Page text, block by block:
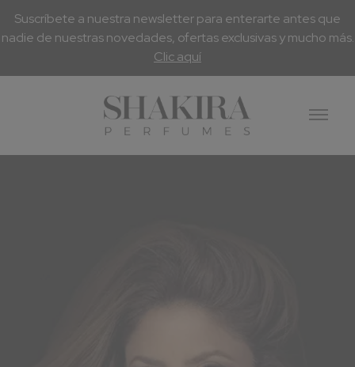
Suscríbete a nuestra newsletter para enterarte antes que
nadie de nuestras novedades, ofertas exclusivas y mucho más.
Clic aquí